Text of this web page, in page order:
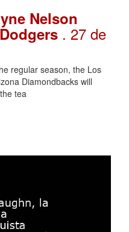
Nelson
. 27 de
regular season, the Los
Diamondbacks will
tea